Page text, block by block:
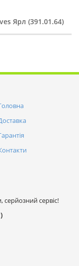
Ярл (391.01.64)
серйозний сервіс!